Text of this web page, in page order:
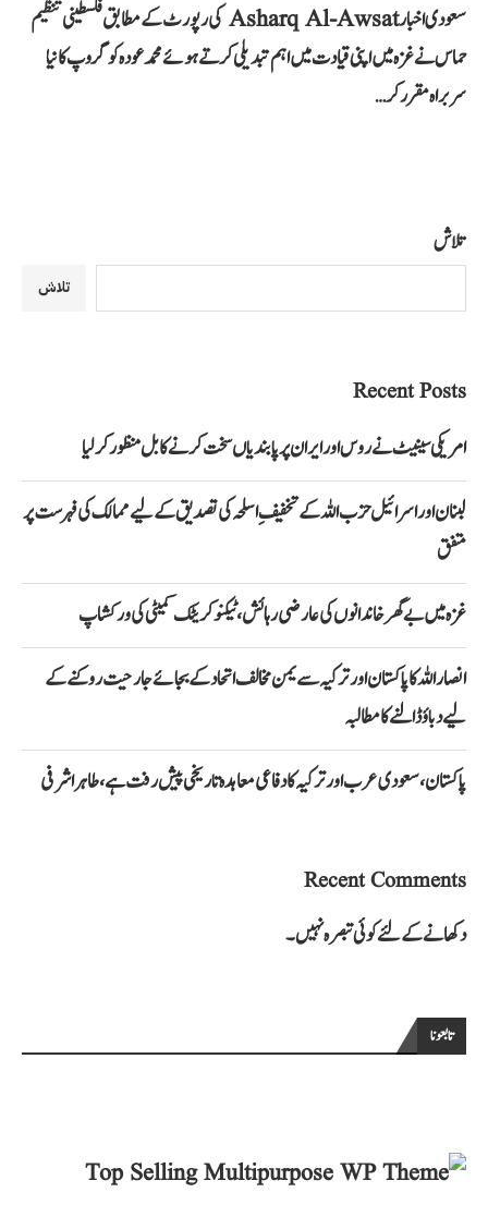
سعودی اخبار Asharq Al-Awsat کی رپورٹ کے مطابق فلسطینی تنظیم
حماس نے غزہ میں اپنی قیادت میں اہم تبدیلی کرتے ہوئے محمد عودہ کو گروپ کا نیا
سربراہ مقرر کر…
تلاش
تلاش
Recent Posts
امریکی سینیٹ نے روس اور ایران پر پابندیاں سخت کرنے کا بل منظور کرلیا
لبنان اور اسرائیل حزب اللہ کے تخفیفِ اسلحہ کی تصدیق کے لیے ممالک کی فہرست پر
متفق
غزہ میں بے گھر خاندانوں کی عارضی رہائش، ٹیکنو کریٹک کمیٹی کی ورکشاپ
انصار اللہ کا پاکستان اور ترکیہ سے یمن مخالف اتحاد کے بجائے جارحیت روکنے کے
لیے دباؤ ڈالنے کا مطالبہ
پاکستان، سعودی عرب اور ترکیہ کا دفاعی معاہدہ تاریخی پیش رفت ہے، طاہر اشرفی
Recent Comments
دکھانے کے لئے کوئی تبصرہ نہیں۔
تابعونا